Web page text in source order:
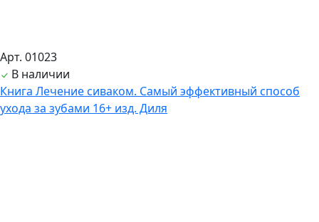
Арт. 01023
В наличии
Книга Лечение сиваком. Самый эффективный способ
ухода за зубами 16+ изд. Диля